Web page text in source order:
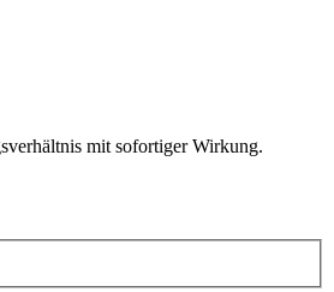
mit sofortiger Wirkung.